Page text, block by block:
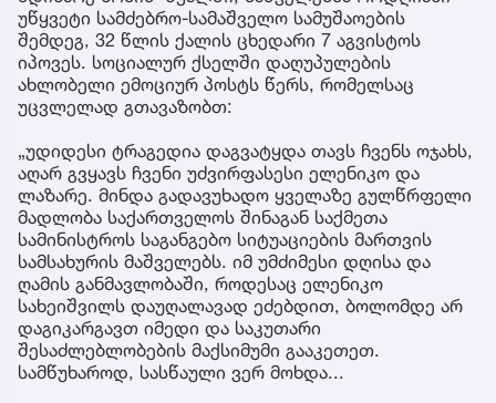
უწყვეტი სამძებრო-სამაშველო სამუშაოების
შემდეგ, 32 წლის ქალის ცხედარი 7 აგვისტოს
იპოვეს. სოციალურ ქსელში დაღუპულების
ახლობელი ემოციურ პოსტს წერს, რომელსაც
უცვლელად გთავაზობთ:
„უდიდესი ტრაგედია დაგვატყდა თავს ჩვენს ოჯახს,
აღარ გვყავს ჩვენი უძვირფასესი ელენიკო და
ლაზარე. მინდა გადავუხადო ყველაზე გულწრფელი
მადლობა საქართველოს შინაგან საქმეთა
სამინისტროს საგანგებო სიტუაციების მართვის
სამსახურის მაშველებს. იმ უმძიმესი დღისა და
ღამის განმავლობაში, როდესაც ელენიკო
სახეიშვილს დაუღალავად ეძებდით, ბოლომდე არ
დაგიკარგავთ იმედი და საკუთარი
შესაძლებლობების მაქსიმუმი გააკეთეთ.
სამწუხაროდ, სასწაული ვერ მოხდა...